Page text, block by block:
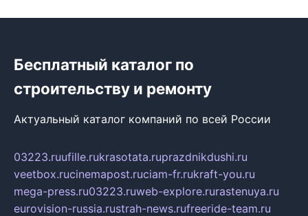
Бесплатный каталог по
строительству и ремонту
Актуальный каталог компаний по всей России
03223.ruufille.rukrasotata.ruprazdnikdushi.ru
veetbox.rucinemapost.ruciam-fr.rukraft-you.ru
mega-press.ru03223.ruweb-explore.rurastenuya.ru
eurovision-russia.rustrah-news.rufreeride-team.ru